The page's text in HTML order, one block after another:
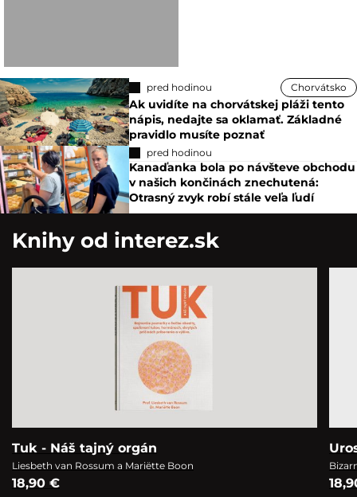
pred hodinou Chorvátsko
Ak uvidíte na chorvátskej pláži tento
nápis, nedajte sa oklamať. Základné
pravidlo musíte poznať
pred hodinou
Kanaďanka bola po návšteve obchodu
v našich končinách znechutená:
Otrasný zvyk robí stále veľa ľudí
Knihy od interez.sk
Tuk - Náš tajný orgán
Liesbeth van Rossum a Mariëtte Boon
18,90 €